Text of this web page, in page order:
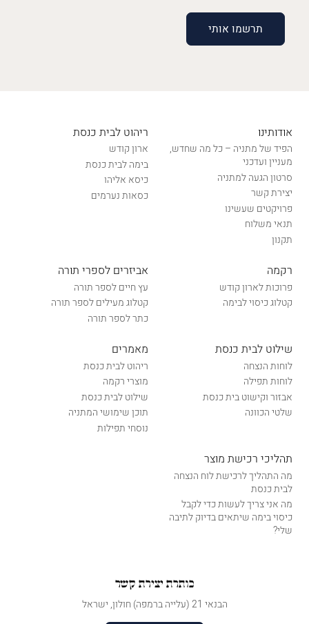
אודותינו
הפיד של מתניה – כל מה שחדש,
מעניין ועדכני
סרטון הגעה למתניה
יצירת קשר
פרויקטים שעשינו
תנאי משלוח
תקנון
ריהוט לבית כנסת
ארון קודש
בימה לבית כנסת
כיסא אליהו
כסאות נערמים
רקמה
פרוכות לארון קודש
קטלוג כיסוי לבימה
אביזרים לספרי תורה
עץ חיים לספר תורה
קטלוג מעילים לספר תורה
כתר לספר תורה
שילוט לבית כנסת
לוחות הנצחה
לוחות תפילה
אבזור וקישוט בית כנסת
שלטי הכוונה
מאמרים
ריהוט לבית כנסת
מוצרי רקמה
שילוט לבית כנסת
תוכן שימושי המתניה
נוסחי תפילות
תהליכי רכישת מוצר
מה התהליך לרכישת לוח הנצחה
לבית כנסת
מה אני צריך לעשות כדי לקבל
כיסוי בימה שיתאים בדיוק לתיבה
שלי?
כותרת יצירת קשר
הבנאי 21 (עלייה ברמפה) חולון, ישראל